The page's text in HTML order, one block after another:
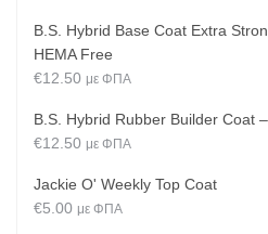
B.S. Hybrid Base Coat Extra
HEMA Free
€12.50 με ΦΠΑ
B.S. Hybrid Rubber Builder Coat
€12.50 με ΦΠΑ
Jackie O' Weekly Top Coat
€5.00 με ΦΠΑ